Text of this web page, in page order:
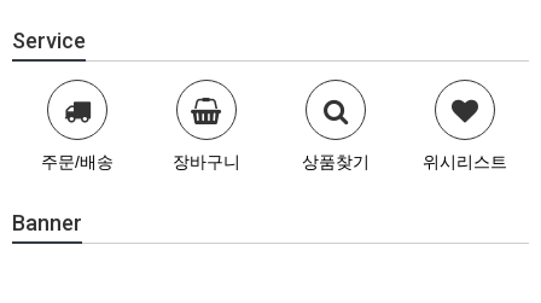
Service
주문/배송 장바구니 상품찾기 위시리스트
Banner